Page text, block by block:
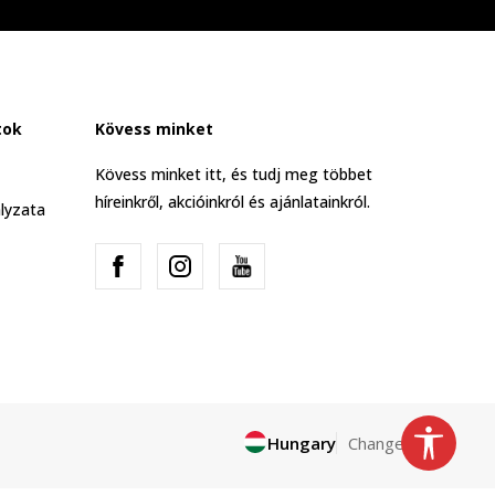
Kövess minket
Kövess minket itt, és tudj meg többet
híreinkről, akcióinkról és ajánlatainkról.
Hungary Change